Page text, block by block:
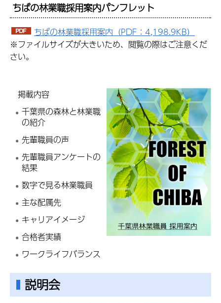
ちばの林業職採用案内パンフレット
ちばの林業職採用案内（PDF：4,198.9KB）
※ファイルサイズが大きいため、閲覧の際はご注意くだ
さい。
掲載内容
千葉県の森林と林業職
の紹介
先輩職員の声
先輩職員アンケートの
結果
数字で見る林業職員
主な配属先
キャリアイメージ
合格者実績
ワークライフバランス
説明会